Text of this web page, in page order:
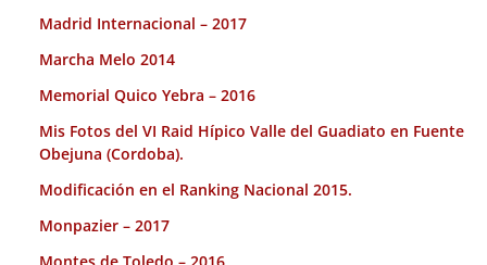
Madrid Internacional – 2017
Marcha Melo 2014
Memorial Quico Yebra – 2016
Mis Fotos del VI Raid Hípico Valle del Guadiato en Fuente
Obejuna (Cordoba).
Modificación en el Ranking Nacional 2015.
Monpazier – 2017